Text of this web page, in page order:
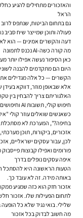
והאזכורים מתחילים להגיע
הראל
גם בתחום הביטוח, שנתפס
פעולה ותוכן שמייצר שיח סביב
דעה והקשרים אמינים — הוא
מה קורה כשה-AI נכנס לתמונה
כאן הסיפור נעשה אפילו יותר
הקשרים — כל אלה מגדילים
האלגוריתם צריך להבחין בין
חיפוש קולי, תשובות AI וחיפושים מקומיים
כשאנשים שואלים עוזר קולי
בחיפה?", המערכת לא מסתכלת
אזכורים, ביקורות, תוכן
לכן, עבור עסקים ישראליים,
פורומים ואפילו קבוצות
איפה עסקים נופלים בדרך
הטעות הראשונה היא להסתכל
באותה מידה. זה לא עובד כך.
אזכור חזק הוא כזה שמגיע
לתחום הפעילות שלו. אזכור
שלילי. בואי נגיד שלא כל
מה חשוב לבדוק בכל אזכור